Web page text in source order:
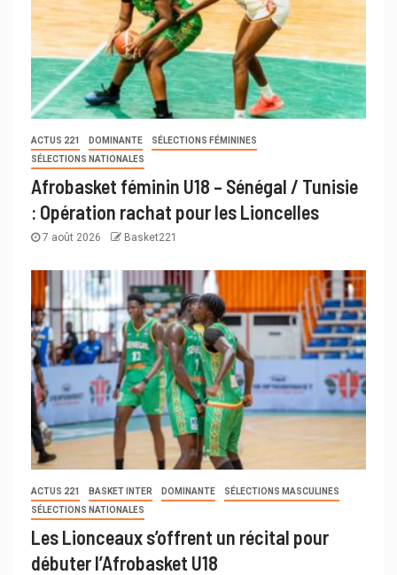
ACTUS 221 DOMINANTE
SÉLECTIONS FÉMININES
SÉLECTIONS NATIONALES
Afrobasket féminin U18 – Sénégal / Tunisie
: Opération rachat pour les Lioncelles
7 août 2026 Basket221
ACTUS 221 BASKET INTER DOMINANTE
SÉLECTIONS MASCULINES
SÉLECTIONS NATIONALES
Les Lionceaux s’offrent un récital pour
débuter l’Afrobasket U18